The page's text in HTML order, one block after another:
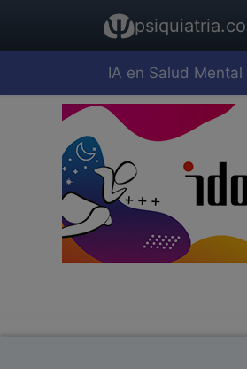
IA en Salud Mental